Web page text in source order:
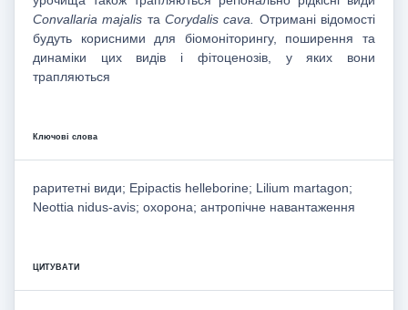
Convallaria majalis таCorydalis cava. Отримані відомості
будуть корисними для біомоніторингу, поширення та
динаміки цих видів і фітоценозів, у яких вони
трапляються
Ключові слова
раритетні види; Epipactis helleborine; Lilium martagon;
Neottia nidus-avis; охорона; антропічне навантаження
ЦИТУВАТИ